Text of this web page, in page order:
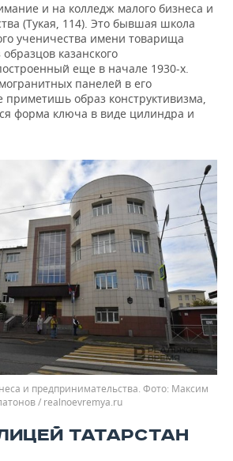
и на колледж малого бизнеса и
(Тукая, 114). Это бывшая школа
ученичества имени товарища
казанского
еще в начале 1930-х.
панелей в его
приметишь образ конструктивизма,
форма ключа в виде цилиндра и
и предпринимательства.
Максим
/ realnoevremya.ru
ТАТАРСТАН